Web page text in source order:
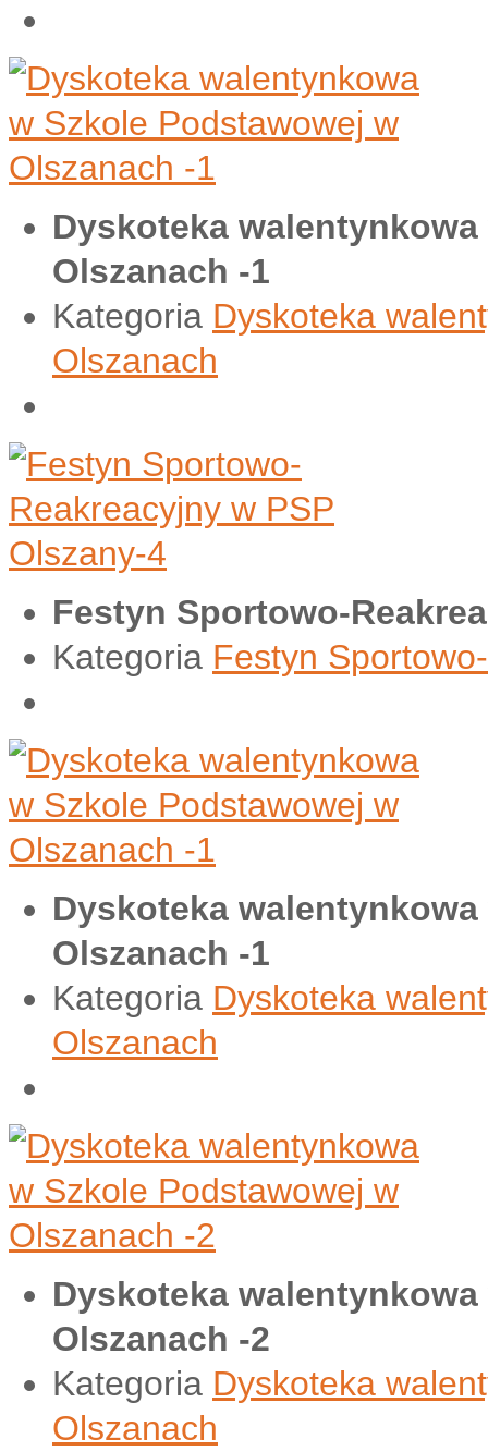
Dyskoteka
Olszanach -1
Kategoria Dyskoteka
Olszanach
Festyn Sportowo-
Kategoria Festyn
Dyskoteka
Olszanach -1
Kategoria Dyskoteka
Olszanach
Dyskoteka
Olszanach -2
Kategoria Dyskoteka
Olszanach